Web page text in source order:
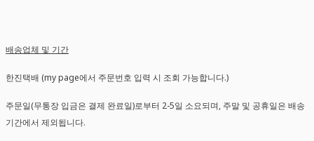
배송업체 및 기간
한진택배 (my page에서 주문번호 입력 시 조회 가능합니다.)
주문일(무통장 입금은 결제 완료일)로부터 2-5일 소요되며, 주말 및 공휴일은 배송
기간에서 제외됩니다.